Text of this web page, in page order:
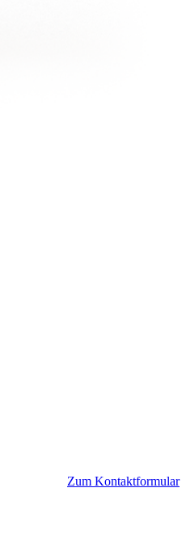
Zum Kontaktformular